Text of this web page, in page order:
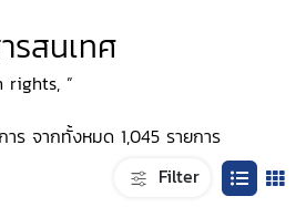
รสนเทศ
rights, ”
ร จากทั้งหมด 1,045 รายการ
Filter